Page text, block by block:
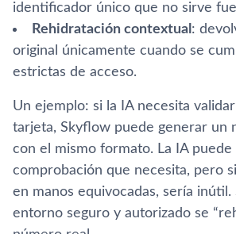
identificador único que no sirve
Rehidratación contextual :
original únicamente cuando se
estrictas de acceso.
Un ejemplo: si la IA necesita
tarjeta, Skyflow puede generar un
con el mismo formato. La IA puede
comprobación que necesita, pero
en manos equivocadas, sería inútil.
entorno seguro y autorizado se